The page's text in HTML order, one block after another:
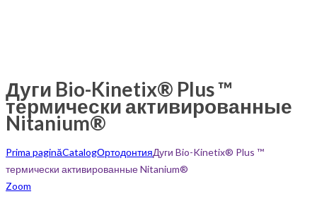
Дуги Bio-Kinetix® Plus ™
термически активированные
Nitanium®
Prima paginăCatalogОртодонтияДуги Bio-Kinetix® Plus ™
термически активированные Nitanium®
Zoom